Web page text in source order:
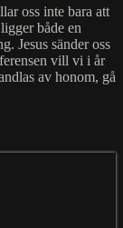
oss inte bara att
både en
Jesus sänder oss
vill vi i år
av honom, gå